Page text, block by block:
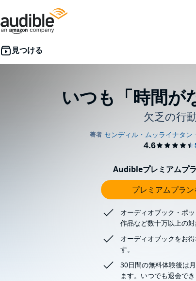
いつも「時間が
欠乏の行
Audibleプレミアムプ
プレミアムプラ
オーディオブック・ポ
作品など数十万以上の対
オーディオブックをお
す。
30日間の無料体験後は
ます。いつでも退会でき